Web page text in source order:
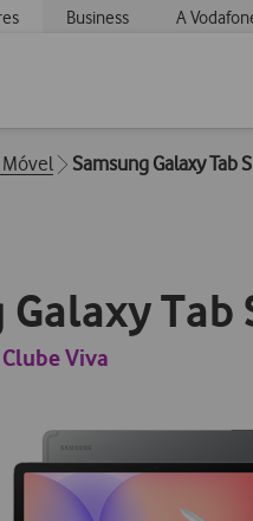
Business A
Samsung Galaxy Tab
Tab
Viva